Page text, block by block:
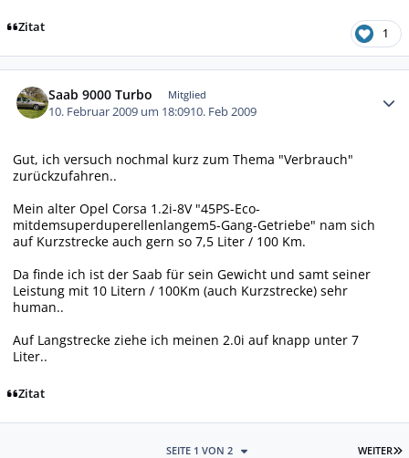
Zitat 1
Saab 9000 Turbo Mitglied
10. Februar 2009 um 18:0910. Feb 2009
Gut, ich versuch nochmal kurz zum Thema "Verbrauch"
zurückzufahren..
Mein alter Opel Corsa 1.2i-8V "45PS-Eco-
mitdemsuperduperellenlangem5-Gang-Getriebe" nam sich
auf Kurzstrecke auch gern so 7,5 Liter / 100 Km.
Da finde ich ist der Saab für sein Gewicht und samt seiner
Leistung mit 10 Litern / 100Km (auch Kurzstrecke) sehr
human..
Auf Langstrecke ziehe ich meinen 2.0i auf knapp unter 7
Liter..
Zitat
WEITER
SEITE 1 VON 2